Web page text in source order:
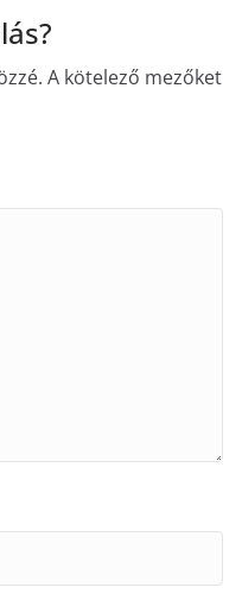
A kötelező mezőket